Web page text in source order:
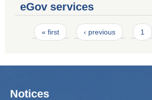
eGov services
Pages
« first ‹ previous 1
Notices